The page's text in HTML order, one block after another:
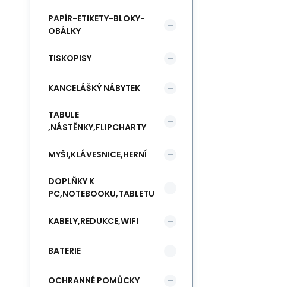
PAPÍR-ETIKETY-BLOKY-
OBÁLKY
TISKOPISY
KANCELÁŠKÝ NÁBYTEK
TABULE
,NÁSTĚNKY,FLIPCHARTY
MYŠI,KLÁVESNICE,HERNÍ
DOPLŇKY K
PC,NOTEBOOKU,TABLETU
KABELY,REDUKCE,WIFI
BATERIE
OCHRANNÉ POMŮCKY